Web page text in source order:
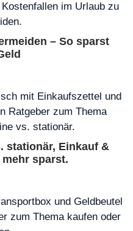
– So sparst
stationär, Einkauf &
sparst.